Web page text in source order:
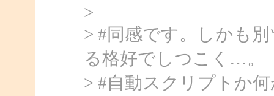
>
> #同感です。しかも
る格好でしつこく…。
> #自動スクリプトか